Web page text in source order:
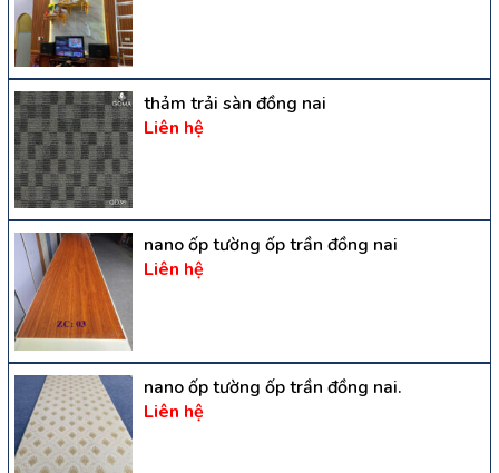
thảm trải sàn đồng nai
Liên hệ
nano ốp tường ốp trần đồng nai
Liên hệ
nano ốp tường ốp trần đồng nai.
Liên hệ